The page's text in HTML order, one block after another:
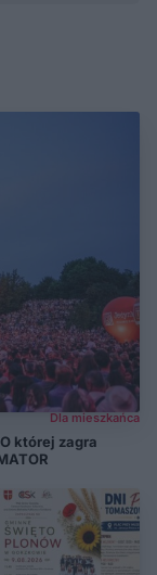
Dla mieszkańca
której zagra